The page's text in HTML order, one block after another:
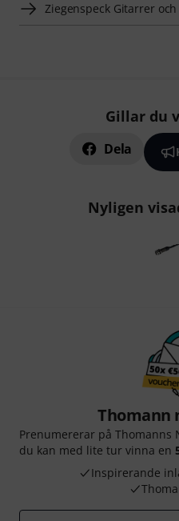
Ziegenspeck Gitarrer
Gillar du
Dela
Nyligen
Thomann
Prenumererar på Thomanns
du kan med lite tur vinna en
Inspirerande